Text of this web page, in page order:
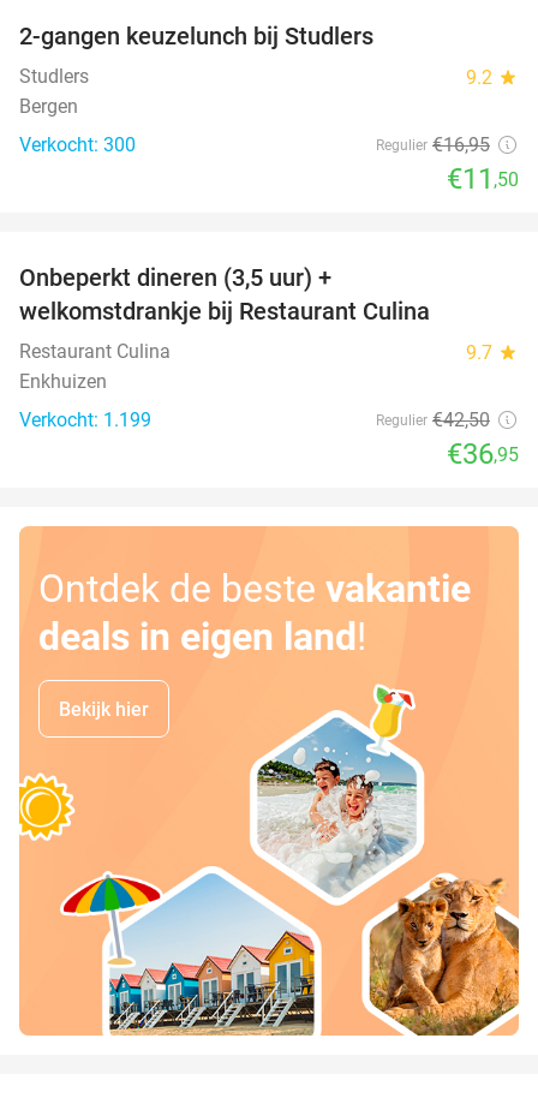
2-gangen keuzelunch bij Studlers
Studlers 9.2 star
Bergen
Verkocht: 300
Regulier €16,95
€11 ,50
Onbeperkt dineren (3,5 uur) +
welkomstdrankje bij Restaurant Culina
Restaurant Culina 9.7 star
Enkhuizen
Verkocht: 1.199
Regulier €42,50
€36,95
Ontdek de beste vakantie
deals in eigen land!
Bekijk hier